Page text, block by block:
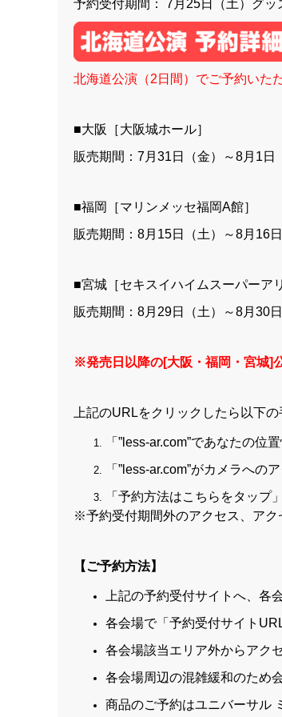
予約受付期間： 7月25日（土）グ
北海道公演（2日間）でご予約いた
■大阪［大阪城ホール］
販売期間：7月31日（金）～8月1日
■福岡［マリンメッセ福岡A館］
販売期間：8月15日（土）～8月16日
■宮城［セキスイハイムスーパーア
販売期間：8月29日（土）～8月30日
※発売日以降の[大阪・福岡・宮城]
上記のURLをクリックしたら以下
「”less-ar.com”であなたの
「”less-ar.com”がカメラへの
「予約方法はこちらをタップ
※予約受付期間外のアクセス、アク
【ご予約方法】
上記の予約受付サイトへ、各
各会場で「予約受付サイト
各会場該当エリア外からアク
各会場周辺の混雑緩和のため
商品のご予約はユニバーサル